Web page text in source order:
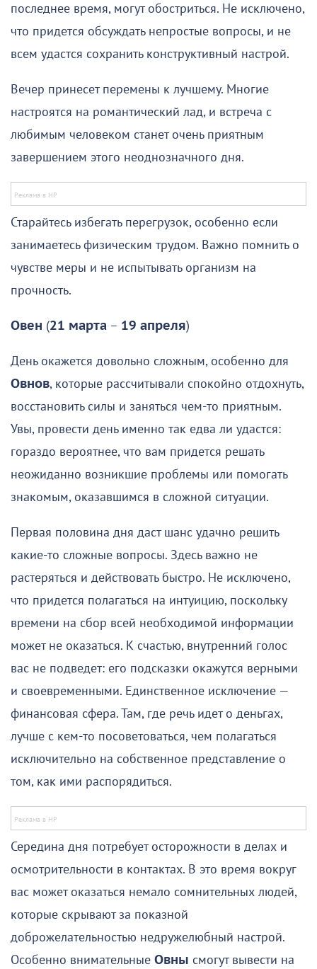
последнее время, могут обостриться. Не исключено,
что придется обсуждать непростые вопросы, и не
всем удастся сохранить конструктивный настрой.
Вечер принесет перемены к лучшему. Многие
настроятся на романтический лад, и встреча с
любимым человеком станет очень приятным
завершением этого неоднозначного дня.
Старайтесь избегать перегрузок, особенно если
занимаетесь физическим трудом. Важно помнить о
чувстве меры и не испытывать организм на
прочность.
Овен (21 марта – 19 апреля)
День окажется довольно сложным, особенно для
Овнов, которые рассчитывали спокойно отдохнуть,
восстановить силы и заняться чем-то приятным.
Увы, провести день именно так едва ли удастся:
гораздо вероятнее, что вам придется решать
неожиданно возникшие проблемы или помогать
знакомым, оказавшимся в сложной ситуации.
Первая половина дня даст шанс удачно решить
какие-то сложные вопросы. Здесь важно не
растеряться и действовать быстро. Не исключено,
что придется полагаться на интуицию, поскольку
времени на сбор всей необходимой информации
может не оказаться. К счастью, внутренний голос
вас не подведет: его подсказки окажутся верными
и своевременными. Единственное исключение —
финансовая сфера. Там, где речь идет о деньгах,
лучше с кем-то посоветоваться, чем полагаться
исключительно на собственное представление о
том, как ими распорядиться.
Середина дня потребует осторожности в делах и
осмотрительности в контактах. В это время вокруг
вас может оказаться немало сомнительных людей,
которые скрывают за показной
доброжелательностью недружелюбный настрой.
Особенно внимательные Овны смогут вывести на